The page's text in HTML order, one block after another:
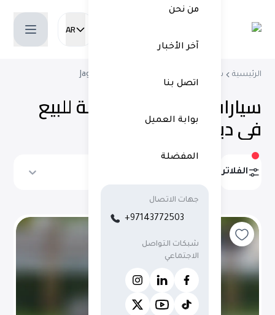
AR
Current language:
من نحن
آخر الأخبار
اتصل بنا
بوابة العميل
المفضلة
جهات الاتصال
+97143772503
شبكات التواصل
الاجتماعي
الرئيسية شراء سيارات مستعملة
سيارات جاكوار مستعملة للبيع
في دبي (11 نتائج
الفلاتر